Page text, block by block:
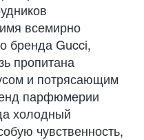
всемирно
бренда Gucci,
пропитана
и потрясающим
парфюмерии
холодный
чувственность,